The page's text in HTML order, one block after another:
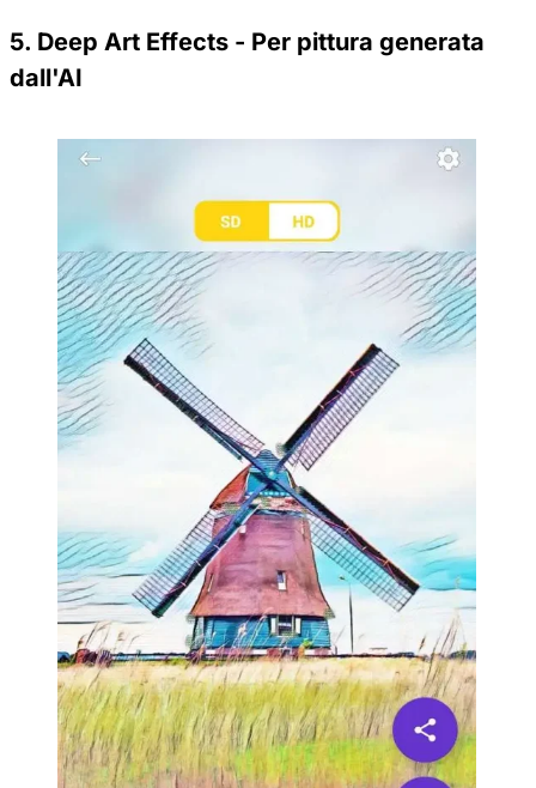
5. Deep Art Effects - Per pittura generata
dall'AI